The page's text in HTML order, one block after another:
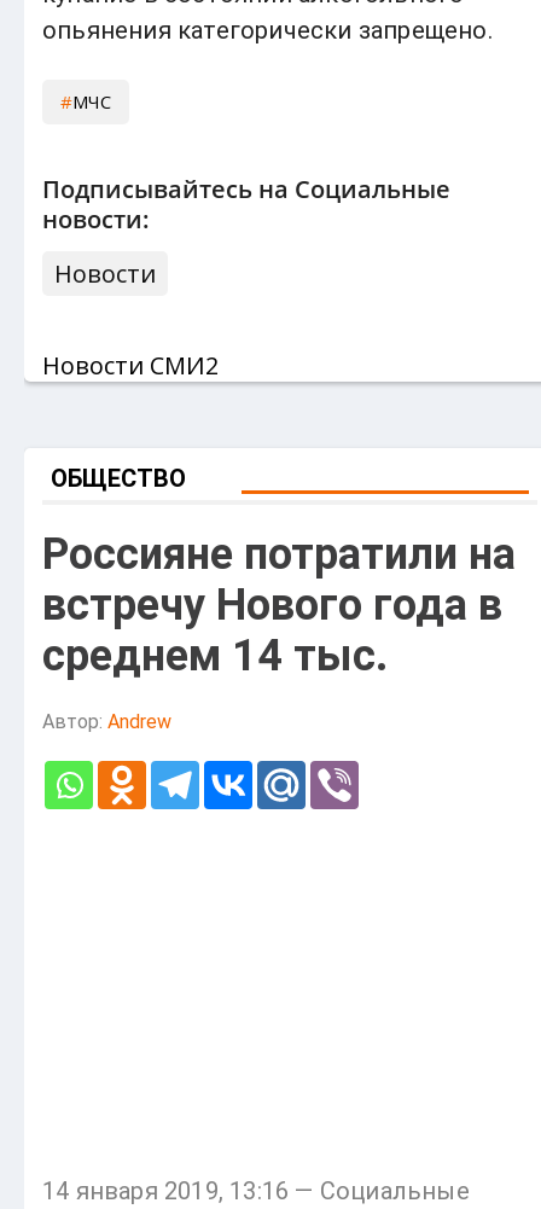
опьянения категорически запрещено.
МЧС
Подписывайтесь на Социальные
новости:
Новости
Новости СМИ2
ОБЩЕСТВО
Россияне потратили на
встречу Нового года в
среднем 14 тыс.
Автор: Andrew
14 января 2019, 13:16 — Социальные